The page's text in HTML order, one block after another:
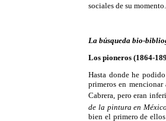
sociales de su momento.
La búsqueda bio-
Los pioneros (1864-
Hasta donde he
primeros en
Cabrera, pero eran
de la pintura en
bien el primero de